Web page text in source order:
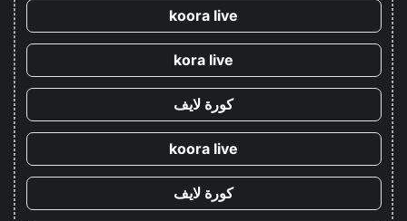
koora live
kora live
كورة لايف
koora live
كورة لايف